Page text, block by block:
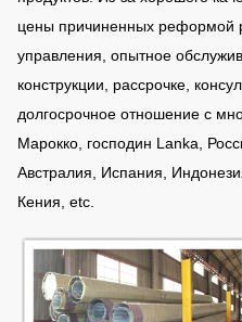
цены причиненных реформой
управления, опытное
конструкции, рассрочке,
долгосрочное отношение с
Марокко, господин Lanka,
Австралия, Испания,
Кения, etc.